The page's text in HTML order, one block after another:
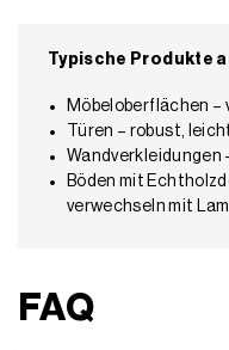
Typische Produkte
Möbeloberflächen –
Türen – robust,
Wandverkleidungen
Böden mit
verwechseln mit
FAQ